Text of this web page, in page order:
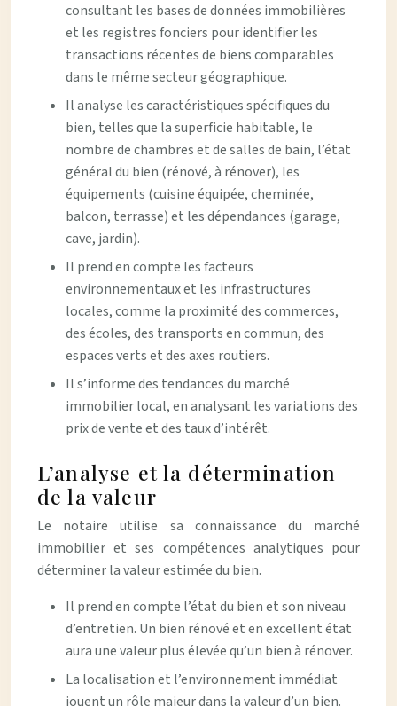
consultant les bases de données immobilières
et les registres fonciers pour identifier les
transactions récentes de biens comparables
dans le même secteur géographique.
Il analyse les caractéristiques spécifiques du
bien, telles que la superficie habitable, le
nombre de chambres et de salles de bain, l’état
général du bien (rénové, à rénover), les
équipements (cuisine équipée, cheminée,
balcon, terrasse) et les dépendances (garage,
cave, jardin).
Il prend en compte les facteurs
environnementaux et les infrastructures
locales, comme la proximité des commerces,
des écoles, des transports en commun, des
espaces verts et des axes routiers.
Il s’informe des tendances du marché
immobilier local, en analysant les variations des
prix de vente et des taux d’intérêt.
L’analyse et la détermination
de la valeur
Le notaire utilise sa connaissance du marché
immobilier et ses compétences analytiques pour
déterminer la valeur estimée du bien.
Il prend en compte l’état du bien et son niveau
d’entretien. Un bien rénové et en excellent état
aura une valeur plus élevée qu’un bien à rénover.
La localisation et l’environnement immédiat
jouent un rôle majeur dans la valeur d’un bien.